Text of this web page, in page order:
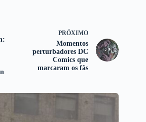
PRÓXIMO
Momentos
perturbadores DC
Comics que
marcaram os fãs